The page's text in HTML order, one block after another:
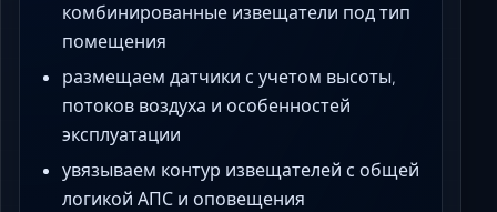
комбинированные извещатели под тип
помещения
размещаем датчики с учетом высоты,
потоков воздуха и особенностей
эксплуатации
увязываем контур извещателей с общей
логикой АПС и оповещения